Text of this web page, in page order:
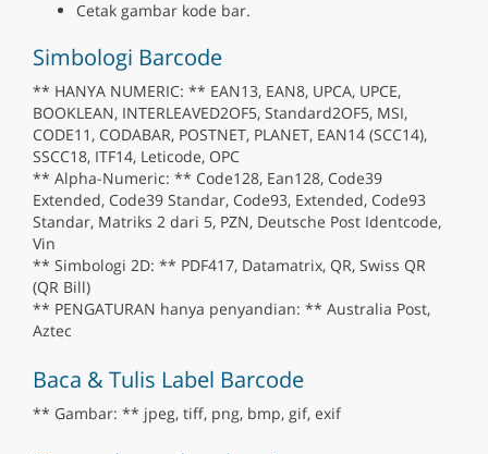
Cetak gambar kode bar.
Simbologi Barcode
** HANYA NUMERIC: ** EAN13, EAN8, UPCA, UPCE,
BOOKLEAN, INTERLEAVED2OF5, Standard2OF5, MSI,
CODE11, CODABAR, POSTNET, PLANET, EAN14 (SCC14),
SSCC18, ITF14, Leticode, OPC
** Alpha-Numeric: ** Code128, Ean128, Code39
Extended, Code39 Standar, Code93, Extended, Code93
Standar, Matriks 2 dari 5, PZN, Deutsche Post Identcode,
Vin
** Simbologi 2D: ** PDF417, Datamatrix, QR, Swiss QR
(QR Bill)
** PENGATURAN hanya penyandian: ** Australia Post,
Aztec
Baca & Tulis Label Barcode
** Gambar: ** jpeg, tiff, png, bmp, gif, exif